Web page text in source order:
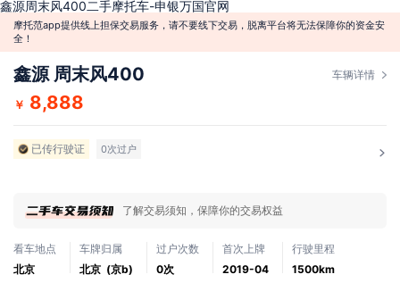
鑫源周末风400二手摩托车-申银万国官网
摩托范app提供线上担保交易服务，请不要线下交易，脱离平台将无法保障你的资金安
全！
鑫源 周末风400 车辆详情
￥ 8,888
已传行驶证 0次过户
了解交易须知，保障你的交易权益
看车地点
北京
车牌归属
北京 (京b)
过户次数
0次
首次上牌
2019-04
行驶里程
1500km